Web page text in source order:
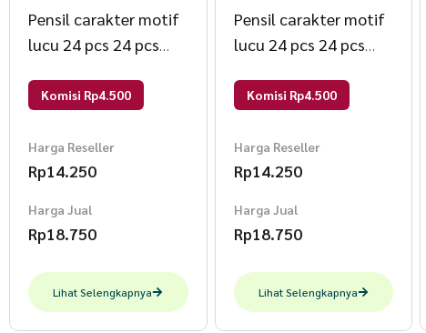
Pensil carakter motif
lucu 24 pcs 24 pcs
Komisi Rp4.500
Harga Reseller
Rp14.250
Harga Jual
Rp18.750
Lihat Selengkapnya
Pensil carakter motif
lucu 24 pcs 24 pcs
Komisi Rp4.500
Harga Reseller
Rp14.250
Harga Jual
Rp18.750
Lihat Selengkapnya